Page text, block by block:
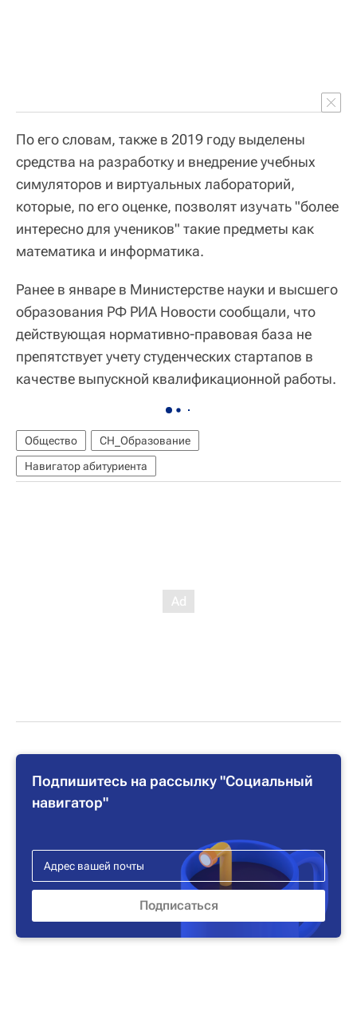
По его словам, также в 2019 году выделены
средства на разработку и внедрение учебных
симуляторов и виртуальных лабораторий,
которые, по его оценке, позволят изучать "более
интересно для учеников" такие предметы как
математика и информатика.
Ранее в январе в Министерстве науки и высшего
образования РФ РИА Новости сообщали, что
действующая нормативно-правовая база не
препятствует учету студенческих стартапов в
качестве выпускной квалификационной работы.
Общество
СН_Образование
Навигатор абитуриента
Подпишитесь на рассылку "Социальный
навигатор"